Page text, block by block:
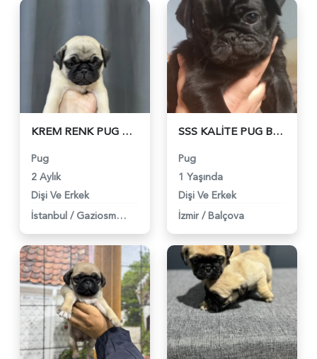
KREM RENK PUG BEBEKLER - 4983
Pug
2 Aylık
Dişi Ve Erkek
İstanbul / Gaziosmanpaşa
SSS KALİTE PUG BEBEKLER - 4957
Pug
1 Yaşında
Dişi Ve Erkek
İzmir / Balçova